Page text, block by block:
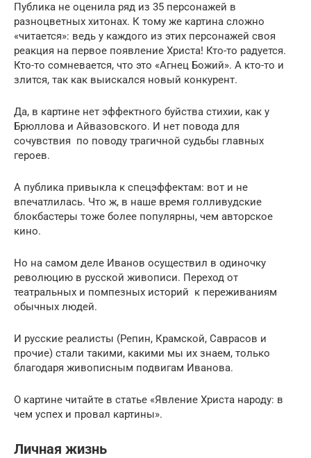
Публика не оценила ряд из 35 персонажей в
разноцветных хитонах. К тому же картина сложно
«читается»: ведь у каждого из этих персонажей своя
реакция на первое появление Христа! Кто-то радуется.
Кто-то сомневается, что это «Агнец Божий». А кто-то и
злится, так как выискался новый конкурент.
Да, в картине нет эффектного буйства стихии, как у
Брюллова и Айвазовского. И нет повода для
сочувствия по поводу трагичной судьбы главных
героев.
А публика привыкла к спецэффектам: вот и не
впечатлилась. Что ж, в наше время голливудские
блокбастеры тоже более популярны, чем авторское
кино.
Но на самом деле Иванов осуществил в одиночку
революцию в русской живописи. Переход от
театральных и помпезных историй к переживаниям
обычных людей.
И русские реалисты (Репин, Крамской, Саврасов и
прочие) стали такими, какими мы их знаем, только
благодаря живописным подвигам Иванова.
О картине читайте в статье «Явление Христа народу: в
чем успех и провал картины».
Личная жизнь